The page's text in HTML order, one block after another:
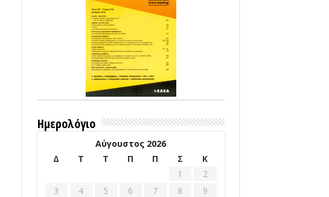
Ημερολόγιο
Αύγουστος 2026
Δ
Τ Τ Π Π Σ
Κ
1
2
3
4 5 6 7 8
9